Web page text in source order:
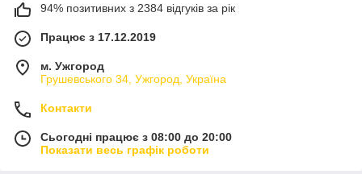
94% позитивних з 2384 відгуків за рік
Працює з 17.12.2019
м. Ужгород
Грушевського 34, Ужгород, Україна
Контакти
Сьогодні працює з 08:00 до 20:00
Показати весь графік роботи